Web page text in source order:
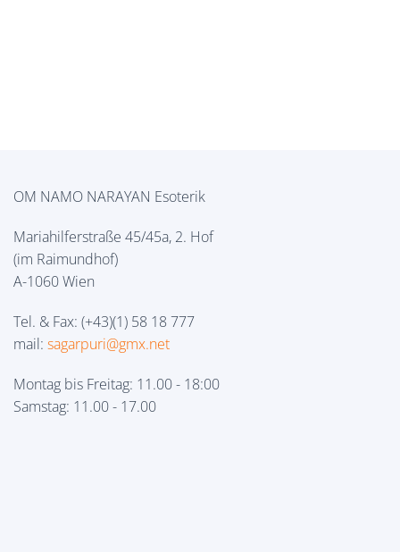
OM NAMO NARAYAN Esoterik
Mariahilferstraße 45/45a, 2. Hof
(im Raimundhof)
A-1060 Wien
Tel. & Fax: (+43)(1) 58 18 777
mail: sagarpuri@gmx.net
Montag bis Freitag: 11.00 - 18:00
Samstag: 11.00 - 17.00